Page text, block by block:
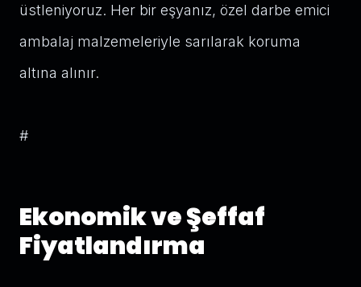
üstleniyoruz. Her bir eşyanız, özel darbe emici
ambalaj malzemeleriyle sarılarak koruma
altına alınır.
#
Ekonomik ve Şeffaf
Fiyatlandırma